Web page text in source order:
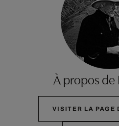
À propos de
VISITER LA PAGE